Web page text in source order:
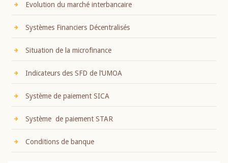
Evolution du marché interbancaire
Systèmes Financiers Décentralisés
Situation de la microfinance
Indicateurs des SFD de l’UMOA
Système de paiement SICA
Système de paiement STAR
Conditions de banque